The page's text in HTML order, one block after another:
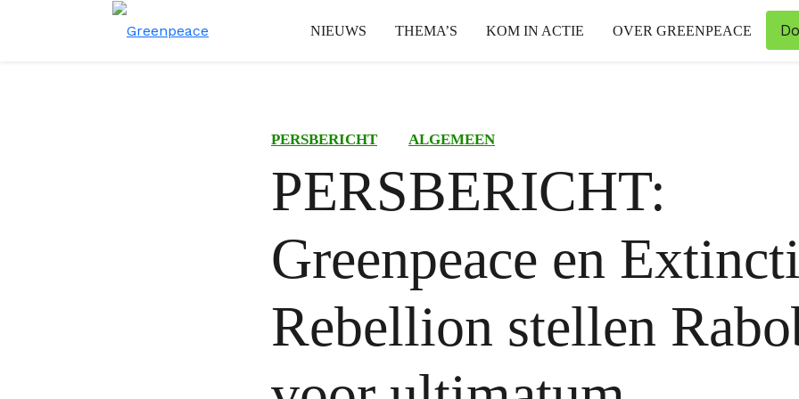
NIEUWS THEMA’S KOM IN ACTIE OVER GREENPEACE
PERSBERICHT ALGEMEEN
PERSBERICHT:
Greenpeace en
Rebellion stellen